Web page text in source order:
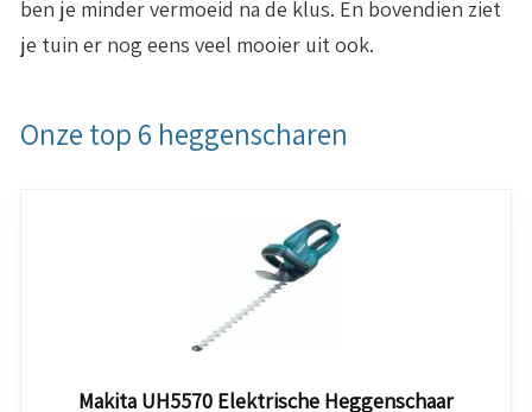
ben je minder vermoeid na de klus. En bovendien ziet
je tuin er nog eens veel mooier uit ook.
Onze top 6 heggenscharen
Makita UH5570 Elektrische Heggenschaar